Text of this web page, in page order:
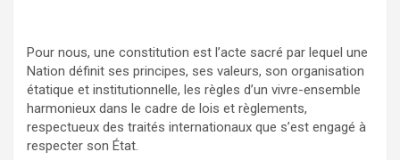
Pour nous, une constitution est l’acte sacré par lequel une
Nation définit ses principes, ses valeurs, son organisation
étatique et institutionnelle, les règles d’un vivre-ensemble
harmonieux dans le cadre de lois et règlements,
respectueux des traités internationaux que s’est engagé à
respecter son État.